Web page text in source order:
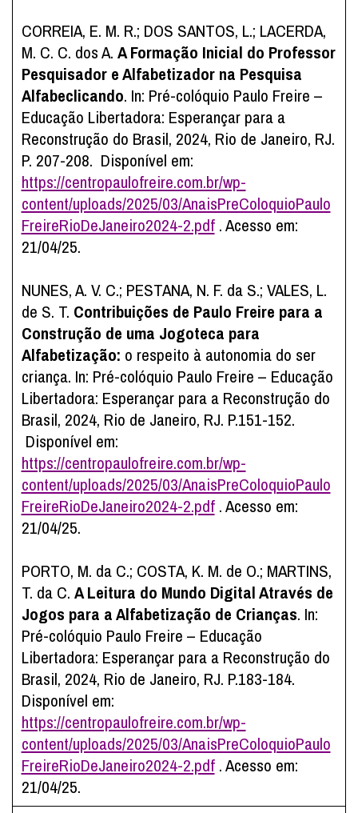
CORREIA, E. M. R.; DOS SANTOS, L.; LACERDA,
M. C. C. dos A. A Formação Inicial do Professor
Pesquisador e Alfabetizador na Pesquisa
Alfabeclicando. In: Pré-colóquio Paulo Freire –
Educação Libertadora: Esperançar para a
Reconstrução do Brasil, 2024, Rio de Janeiro, RJ.
P. 207-208. Disponível em:
https://centropaulofreire.com.br/wp-
content/uploads/2025/03/AnaisPreColoquioPaulo
FreireRioDeJaneiro2024-2.pdf. Acesso em:
21/04/25.
NUNES, A. V. C.; PESTANA, N. F. da S.; VALES, L.
de S. T. Contribuições de Paulo Freire para a
Construção de uma Jogoteca para
Alfabetização: o respeito à autonomia do ser
criança. In: Pré-colóquio Paulo Freire – Educação
Libertadora: Esperançar para a Reconstrução do
Brasil, 2024, Rio de Janeiro, RJ. P.151-152.
Disponível em:
https://centropaulofreire.com.br/wp-
content/uploads/2025/03/AnaisPreColoquioPaulo
FreireRioDeJaneiro2024-2.pdf. Acesso em:
21/04/25.
PORTO, M. da C.; COSTA, K. M. de O.; MARTINS,
T. da C. A Leitura do Mundo Digital Através de
Jogos para a Alfabetização de Crianças. In:
Pré-colóquio Paulo Freire – Educação
Libertadora: Esperançar para a Reconstrução do
Brasil, 2024, Rio de Janeiro, RJ. P.183-184.
Disponível em:
https://centropaulofreire.com.br/wp-
content/uploads/2025/03/AnaisPreColoquioPaulo
FreireRioDeJaneiro2024-2.pdf. Acesso em:
21/04/25.